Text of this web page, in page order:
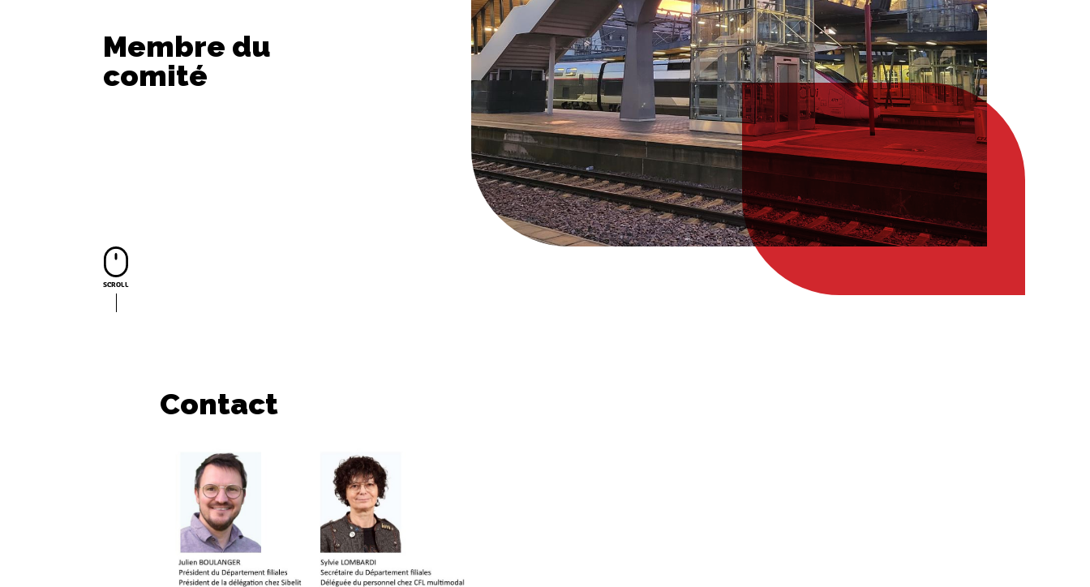
Membre du
comité
SCROLL
Contact